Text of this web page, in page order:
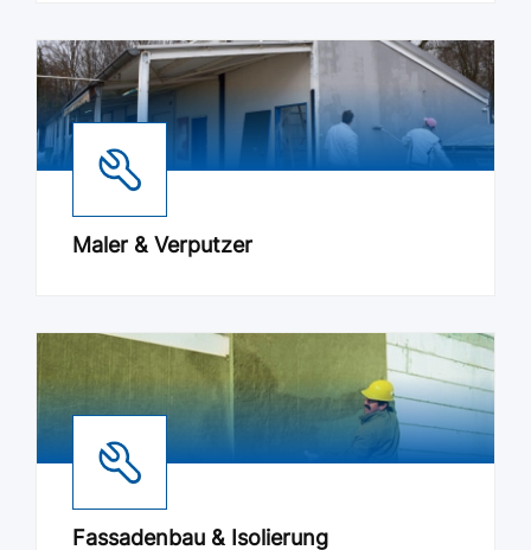
Maler & Verputzer
Fassadenbau & Isolierung